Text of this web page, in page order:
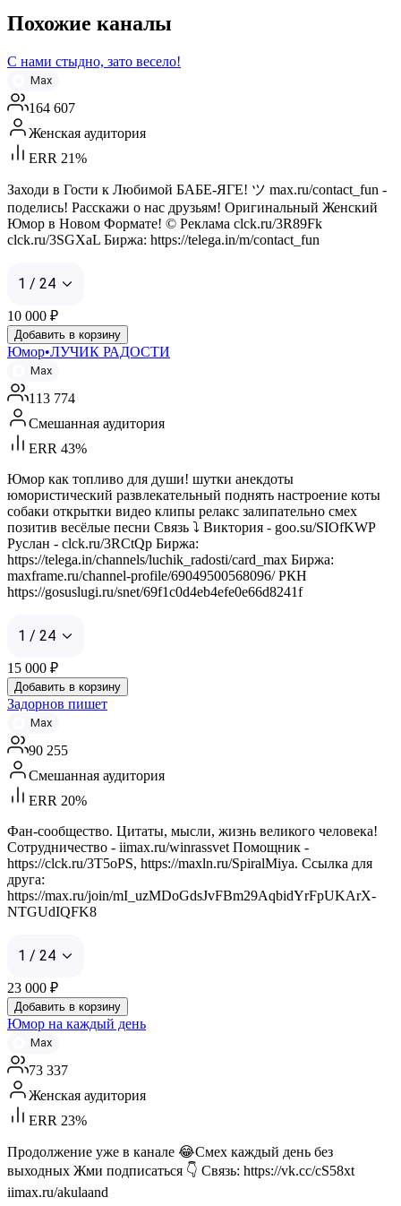
Похожие каналы
С нами стыдно, зато весело!
Max
164 607
Женская аудитория
ERR 21%
Заходи в Гости к Любимой БАБЕ-ЯГЕ! ツ max.ru/contact_fun -
поделись! Расскажи о нас друзьям! Оригинальный Женский
Юмор в Новом Формате! © Реклама clck.ru/3R89Fk
clck.ru/3SGXaL Биржа: https://telega.in/m/contact_fun
1 / 24
10 000 ₽
Добавить в корзину
Юмор•ЛУЧИК РАДОСТИ
Max
113 774
Смешанная аудитория
ERR 43%
Юмор как топливо для души! шутки анекдоты
юмористический развлекательный поднять настроение коты
собаки открытки видео клипы релакс залипательно смех
позитив весёлые песни Связь ⤵️ Виктория - goo.su/SIOfKWP
Руслан - clck.ru/3RCtQp Биржа:
https://telega.in/channels/luchik_radosti/card_max Биржа:
maxframe.ru/channel-profile/69049500568096/ РКН
https://gosuslugi.ru/snet/69f1c0d4eb4efe0e66d8241f
1 / 24
15 000 ₽
Добавить в корзину
Задорнов пишет
Max
90 255
Смешанная аудитория
ERR 20%
Фан-сообщество. Цитаты, мысли, жизнь великого человека!
Сотрудничество - iimax.ru/winrassvet Помощник -
https://clck.ru/3T5oPS, https://maxln.ru/SpiralMiya. Ссылка для
друга:
https://max.ru/join/mI_uzMDoGdsJvFBm29AqbidYrFpUKArX-
NTGUdIQFK8
1 / 24
23 000 ₽
Добавить в корзину
Юмор на каждый день
Max
73 337
Женская аудитория
ERR 23%
Продолжение уже в канале 😂Смех каждый день без
выходных Жми подписаться 👇 Связь: https://vk.cc/cS58xt
iimax.ru/akulaand